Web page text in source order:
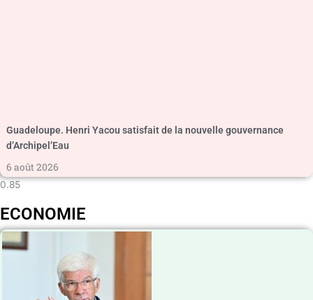
Guadeloupe. Henri Yacou satisfait de la nouvelle gouvernance
d’Archipel’Eau
6 août 2026
ECONOMIE